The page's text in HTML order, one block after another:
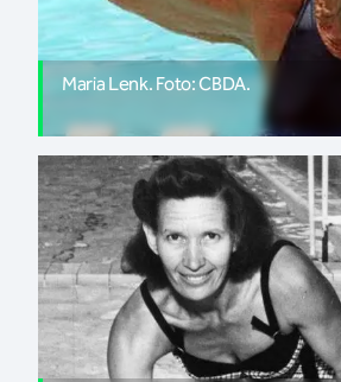
Maria Lenk. Foto: CBDA.